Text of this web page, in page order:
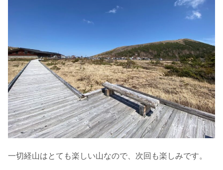
一切経山はとても楽しい山なので、次回も楽しみです。